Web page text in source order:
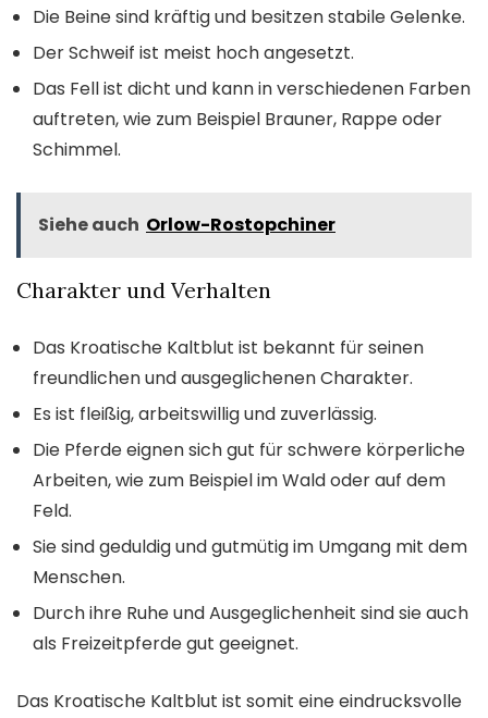
Die Beine sind kräftig und besitzen stabile Gelenke.
Der Schweif ist meist hoch angesetzt.
Das Fell ist dicht und kann in verschiedenen Farben
auftreten, wie zum Beispiel Brauner, Rappe oder
Schimmel.
Siehe auch Orlow-Rostopchiner
Charakter und Verhalten
Das Kroatische Kaltblut ist bekannt für seinen
freundlichen und ausgeglichenen Charakter.
Es ist fleißig, arbeitswillig und zuverlässig.
Die Pferde eignen sich gut für schwere körperliche
Arbeiten, wie zum Beispiel im Wald oder auf dem
Feld.
Sie sind geduldig und gutmütig im Umgang mit dem
Menschen.
Durch ihre Ruhe und Ausgeglichenheit sind sie auch
als Freizeitpferde gut geeignet.
Das Kroatische Kaltblut ist somit eine eindrucksvolle